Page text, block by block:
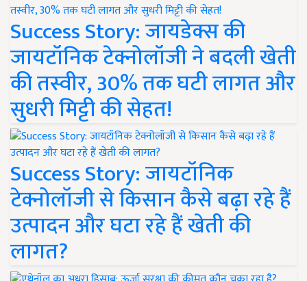
Success Story: जायडेक्स की
जायटॉनिक टेक्नोलॉजी ने बदली खेती
की तस्वीर, 30% तक घटी लागत और
सुधरी मिट्टी की सेहत!
Success Story: जायटॉनिक
टेक्नोलॉजी से किसान कैसे बढ़ा रहे हैं
उत्पादन और घटा रहे हैं खेती की
लागत?